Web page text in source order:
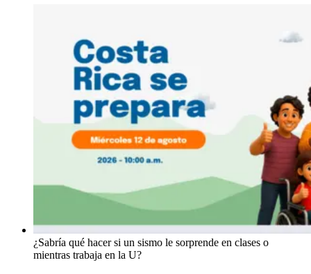
¿Sabría qué hacer si un sismo le sorprende en clases o
mientras trabaja en la U?